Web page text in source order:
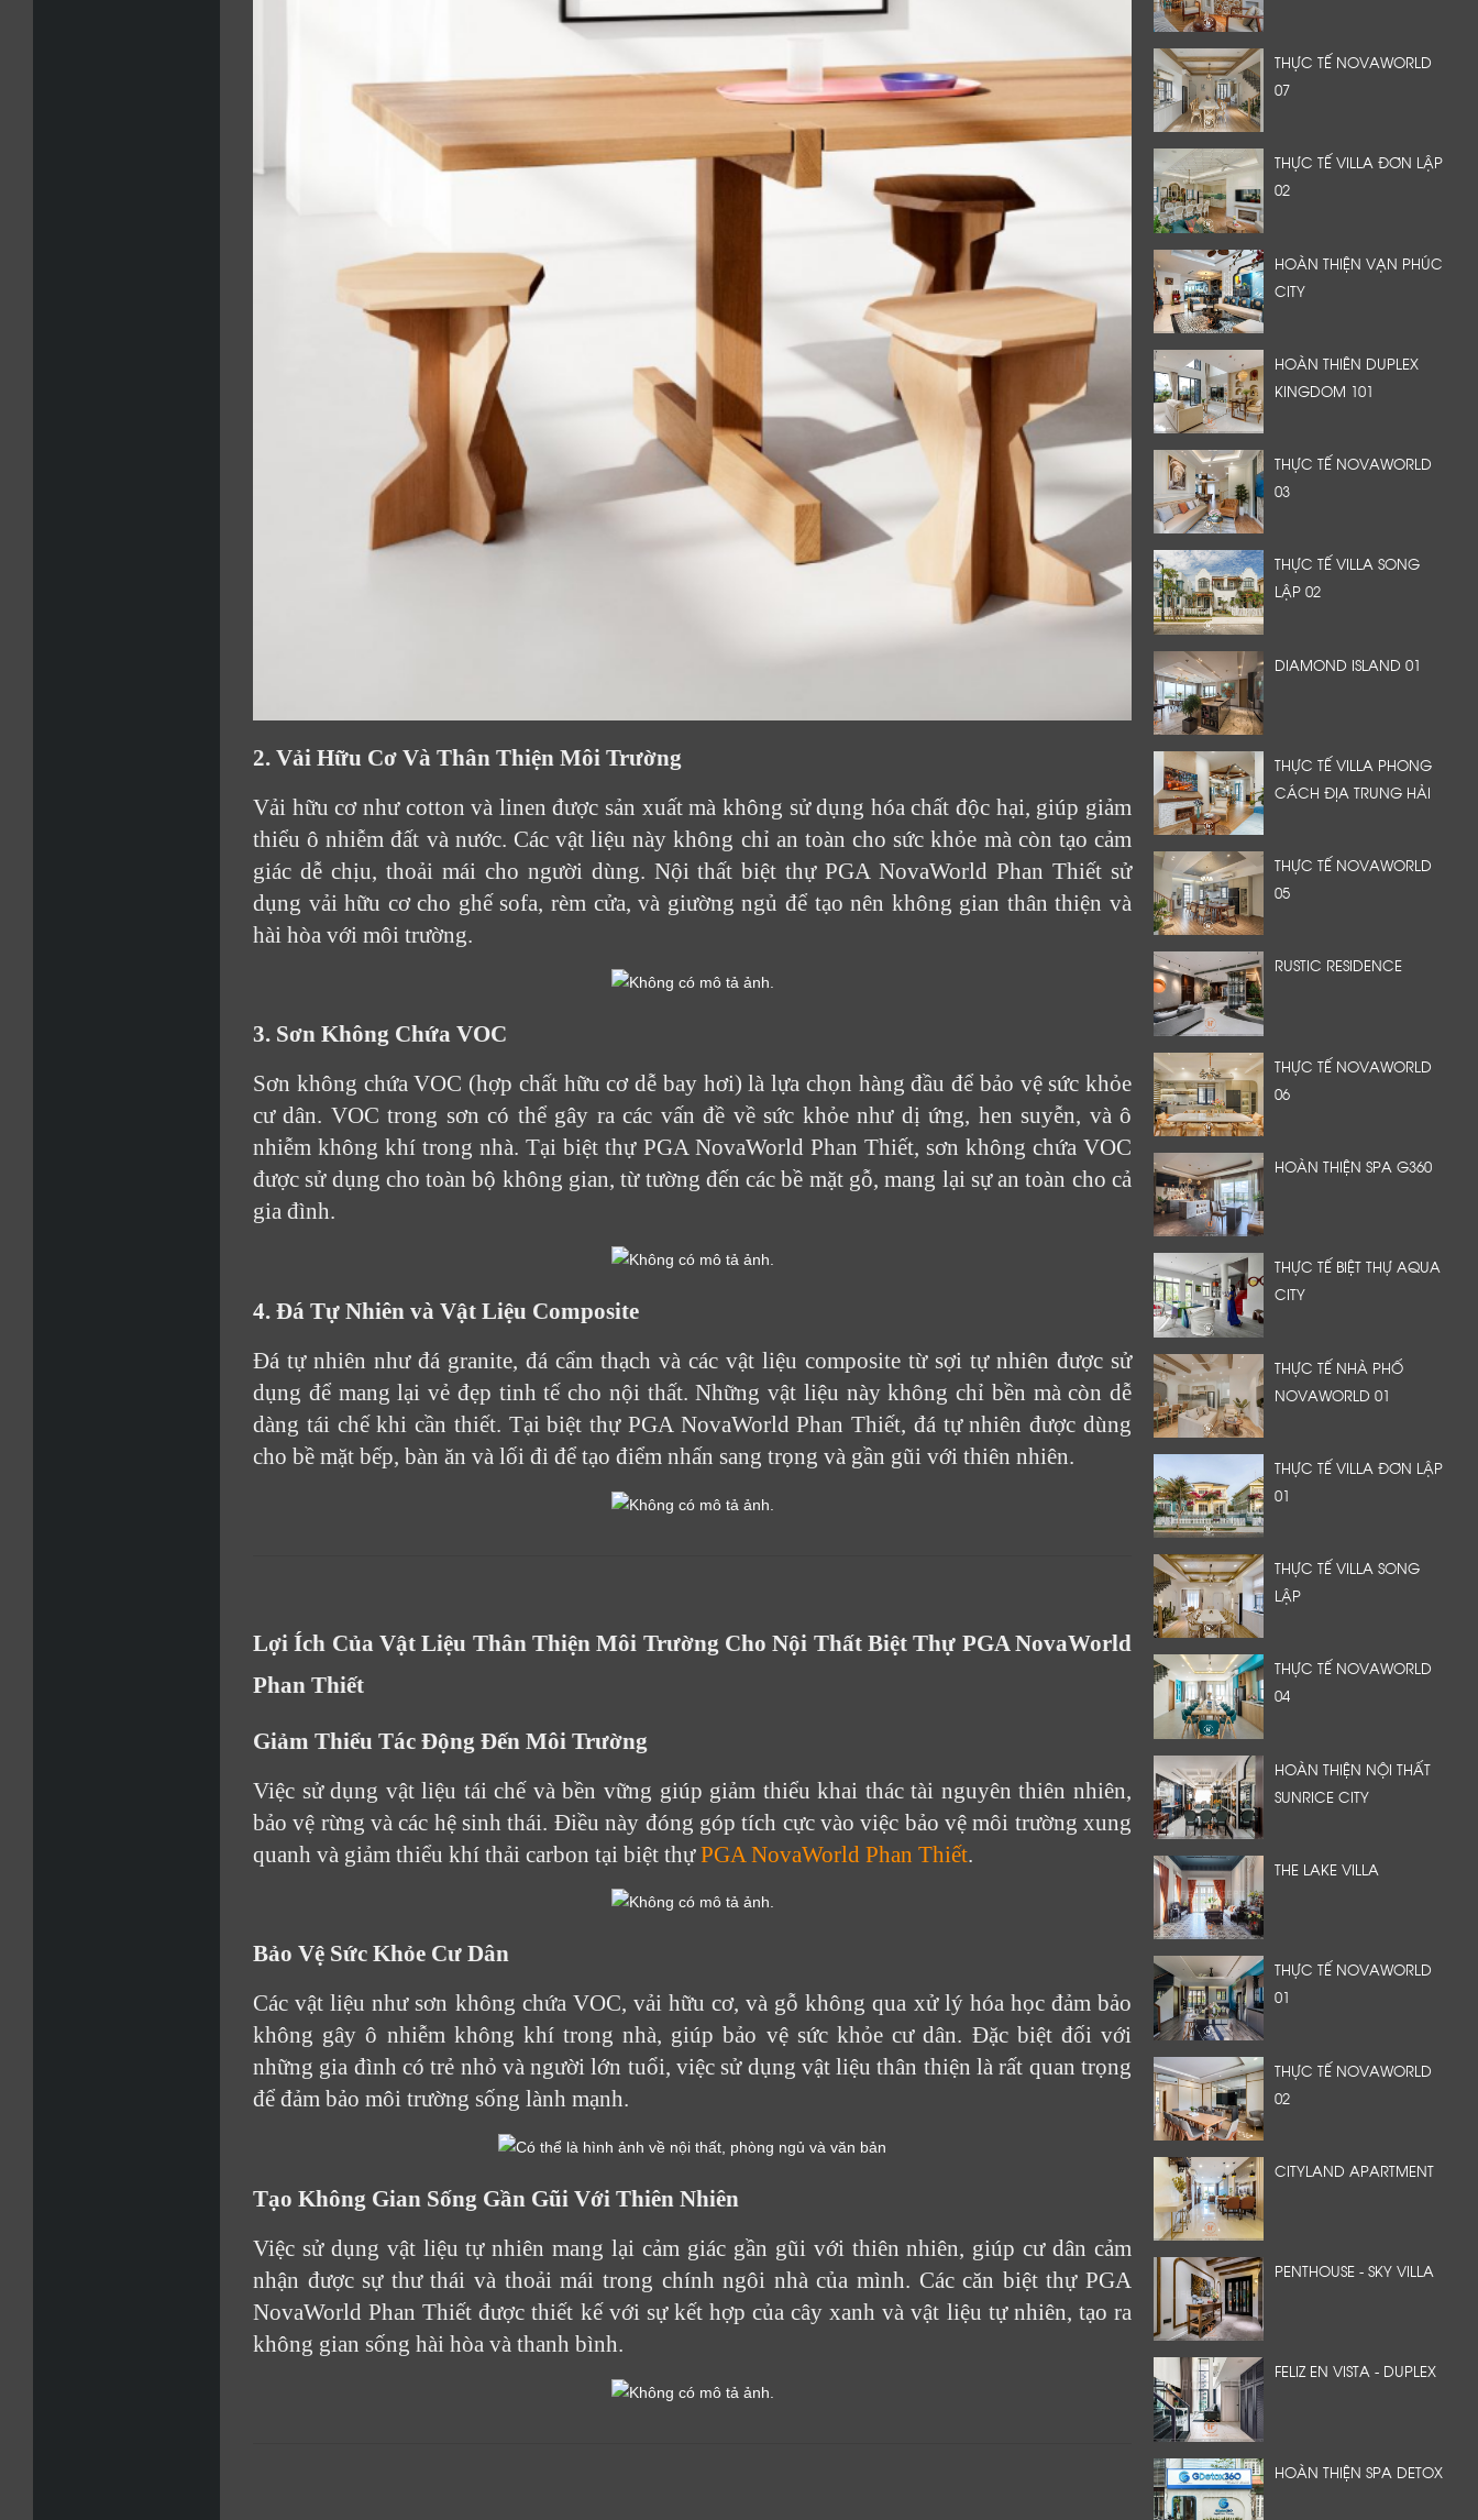
2. Vải Hữu Cơ Và Thân Thiện Môi Trường
Vải hữu cơ như cotton và linen được sản xuất mà không sử dụng hóa chất độc hại, giúp giảm
thiểu ô nhiễm đất và nước. Các vật liệu này không chỉ an toàn cho sức khỏe mà còn tạo cảm
giác dễ chịu, thoải mái cho người dùng. Nội thất biệt thự PGA NovaWorld Phan Thiết sử
dụng vải hữu cơ cho ghế sofa, rèm cửa, và giường ngủ để tạo nên không gian thân thiện và
hài hòa với môi trường.
3. Sơn Không Chứa VOC
Sơn không chứa VOC (hợp chất hữu cơ dễ bay hơi) là lựa chọn hàng đầu để bảo vệ sức khỏe
cư dân. VOC trong sơn có thể gây ra các vấn đề về sức khỏe như dị ứng, hen suyễn, và ô
nhiễm không khí trong nhà. Tại biệt thự PGA NovaWorld Phan Thiết, sơn không chứa VOC
được sử dụng cho toàn bộ không gian, từ tường đến các bề mặt gỗ, mang lại sự an toàn cho cả
gia đình.
4. Đá Tự Nhiên và Vật Liệu Composite
Đá tự nhiên như đá granite, đá cẩm thạch và các vật liệu composite từ sợi tự nhiên được sử
dụng để mang lại vẻ đẹp tinh tế cho nội thất. Những vật liệu này không chỉ bền mà còn dễ
dàng tái chế khi cần thiết. Tại biệt thự PGA NovaWorld Phan Thiết, đá tự nhiên được dùng
cho bề mặt bếp, bàn ăn và lối đi để tạo điểm nhấn sang trọng và gần gũi với thiên nhiên.
Lợi Ích Của Vật Liệu Thân Thiện Môi Trường Cho Nội Thất Biệt Thự PGA NovaWorld
Phan Thiết
Giảm Thiểu Tác Động Đến Môi Trường
Việc sử dụng vật liệu tái chế và bền vững giúp giảm thiểu khai thác tài nguyên thiên nhiên,
bảo vệ rừng và các hệ sinh thái. Điều này đóng góp tích cực vào việc bảo vệ môi trường xung
quanh và giảm thiểu khí thải carbon tại biệt thựPGA NovaWorld Phan Thiết.
Bảo Vệ Sức Khỏe Cư Dân
Các vật liệu như sơn không chứa VOC, vải hữu cơ, và gỗ không qua xử lý hóa học đảm bảo
không gây ô nhiễm không khí trong nhà, giúp bảo vệ sức khỏe cư dân. Đặc biệt đối với
những gia đình có trẻ nhỏ và người lớn tuổi, việc sử dụng vật liệu thân thiện là rất quan trọng
để đảm bảo môi trường sống lành mạnh.
Tạo Không Gian Sống Gần Gũi Với Thiên Nhiên
Việc sử dụng vật liệu tự nhiên mang lại cảm giác gần gũi với thiên nhiên, giúp cư dân cảm
nhận được sự thư thái và thoải mái trong chính ngôi nhà của mình. Các căn biệt thự PGA
NovaWorld Phan Thiết được thiết kế với sự kết hợp của cây xanh và vật liệu tự nhiên, tạo ra
không gian sống hài hòa và thanh bình.
THỰC TẾ NOVAWORLD
07
THỰC TẾ VILLA ĐƠN LẬP
02
HOÀN THIỆN VẠN PHÚC
CITY
HOÀN THIÊN DUPLEX
KINGDOM 101
THỰC TẾ NOVAWORLD
03
THỰC TẾ VILLA SONG
LẬP 02
DIAMOND ISLAND 01
THỰC TẾ VILLA PHONG
CÁCH ĐỊA TRUNG HẢI
THỰC TẾ NOVAWORLD
05
RUSTIC RESIDENCE
THỰC TẾ NOVAWORLD
06
HOÀN THIỆN SPA G360
THỰC TẾ BIỆT THỰ AQUA
CITY
THỰC TẾ NHÀ PHỐ
NOVAWORLD 01
THỰC TẾ VILLA ĐƠN LẬP
01
THỰC TẾ VILLA SONG
LẬP
THỰC TẾ NOVAWORLD
04
HOÀN THIỆN NỘI THẤT
SUNRICE CITY
THE LAKE VILLA
THỰC TẾ NOVAWORLD
01
THỰC TẾ NOVAWORLD
02
CITYLAND APARTMENT
PENTHOUSE - SKY VILLA
FELIZ EN VISTA - DUPLEX
HOÀN THIỆN SPA DETOX
LỜI CẢM ƠN
Cảm ơn quý khách đã để lại thông tin.
Chúng tôi sẽ liên hệ lại trong thời gian sớm nhất